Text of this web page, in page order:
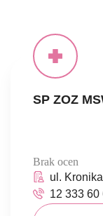
SP ZOZ
Brak ocen
ul.
12 333 60